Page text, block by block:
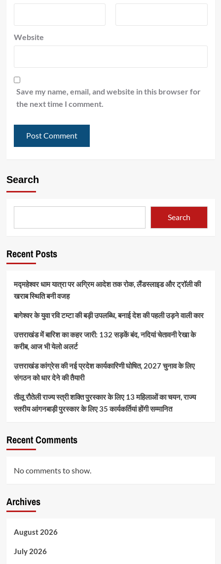
Website
Save my name, email, and website in this browser for
the next time I comment.
Search
Search
Recent Posts
मद्महेश्वर धाम यात्रा पर अग्रिम आदेश तक रोक, लैंडस्लाइड और ट्रॉली की
खराब स्थिति बनी वजह
बागेश्वर के युवा रवि टम्टा की बड़ी उपलब्धि, बनाई देश की पहली उड़ने वाली कार
उत्तराखंड में बारिश का कहर जारी: 132 सड़कें बंद, नदियां चेतावनी रेखा के
करीब, आज भी येलो अलर्ट
उत्तराखंड कांग्रेस की नई प्रदेश कार्यकारिणी घोषित, 2027 चुनाव के लिए
संगठन को धार देने की तैयारी
तीलू रौतेली राज्य स्त्री शक्ति पुरस्कार के लिए 13 महिलाओं का चयन, राज्य
स्तरीय आंगनबाड़ी पुरस्कार के लिए 35 कार्यकर्तियां होंगी सम्मानित
Recent Comments
No comments to show.
Archives
August 2026
July 2026